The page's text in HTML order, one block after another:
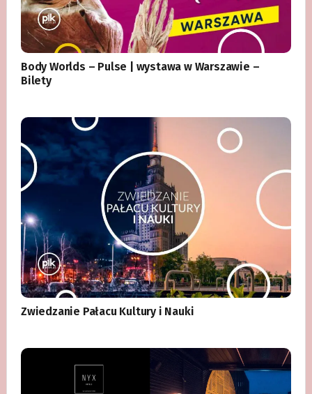
Body Worlds – Pulse | wystawa w Warszawie –
Bilety
Zwiedzanie Pałacu Kultury i Nauki